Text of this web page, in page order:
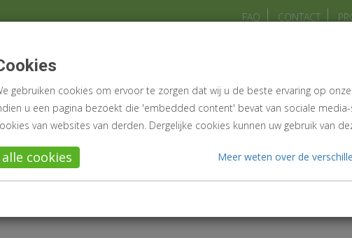
FAQ CONTACT
NL
gebruiken cookies om ervoor te zorgen dat wij u de beste ervaring op
u een pagina bezoekt die 'embedded content' bevat van sociale
van websites van derden. Dergelijke cookies kunnen uw gebruik van
cookies Meer weten over de